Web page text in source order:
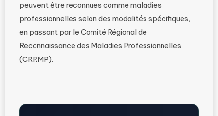
peuvent être reconnues comme maladies
professionnelles selon des modalités spécifiques,
en passant par le Comité Régional de
Reconnaissance des Maladies Professionnelles
(CRRMP).